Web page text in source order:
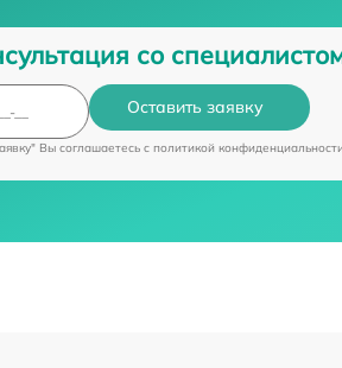
со
Оставить заявку
Вы соглашаетесь c политикой конфиденциальности